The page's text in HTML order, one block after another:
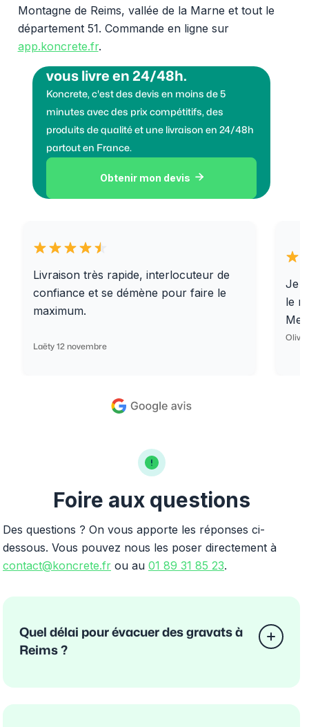
Montagne de Reims, vallée de la Marne et tout le
département 51. Commande en ligne sur
app.koncrete.fr.
vous livre en 24/48h.
Koncrete, c'est des devis en moins de 5
minutes avec des prix compétitifs, des
produits de qualité et une livraison en 24/48h
partout en France.
Obtenir mon devis 
Livraison très rapide, interlocuteur de
confiance et se démène pour faire le
maximum.
Laëty 12 novembre
Je
le
Foire aux questions
Des questions ? On vous apporte les réponses ci-
dessous. Vous pouvez nous les poser directement à
contact@koncrete.fr ou au 01 89 31 85 23.
Quel délai pour évacuer des gravats à
Reims ?